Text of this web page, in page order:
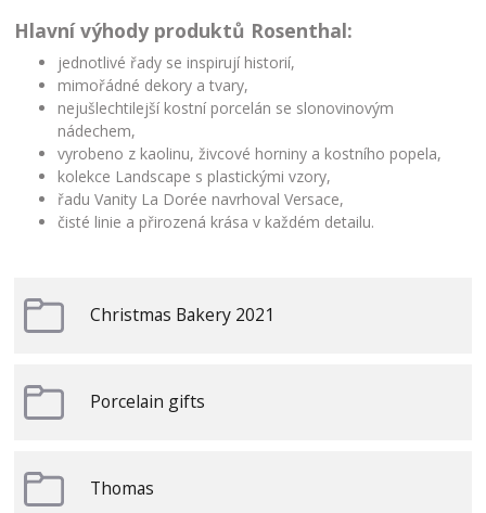
Hlavní výhody produktů Rosenthal:
jednotlivé řady se inspirují historií,
mimořádné dekory a tvary,
nejušlechtilejší kostní porcelán se slonovinovým
nádechem,
vyrobeno z kaolinu, živcové horniny a kostního popela,
kolekce Landscape s plastickými vzory,
řadu Vanity La Dorée navrhoval Versace,
čisté linie a přirozená krása v každém detailu.
Christmas Bakery 2021
Porcelain gifts
Thomas